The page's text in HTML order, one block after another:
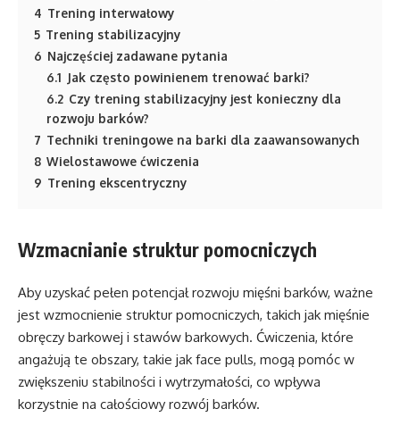
4 Trening interwałowy
5 Trening stabilizacyjny
6 Najczęściej zadawane pytania
6.1 Jak często powinienem trenować barki?
6.2 Czy trening stabilizacyjny jest konieczny dla
rozwoju barków?
7 Techniki treningowe na barki dla zaawansowanych
8 Wielostawowe ćwiczenia
9 Trening ekscentryczny
Wzmacnianie struktur pomocniczych
Aby uzyskać pełen potencjał rozwoju mięśni barków, ważne
jest wzmocnienie struktur pomocniczych, takich jak mięśnie
obręczy barkowej i stawów barkowych. Ćwiczenia, które
angażują te obszary, takie jak face pulls, mogą pomóc w
zwiększeniu stabilności i wytrzymałości, co wpływa
korzystnie na całościowy rozwój barków.